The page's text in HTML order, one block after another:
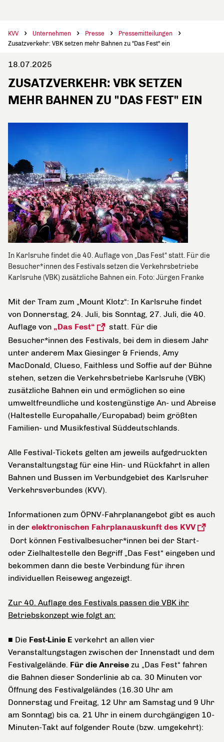
KVV Unternehmen Presse
Pressemitteilungen
Zusatzverkehr: VBK setzen mehr Bahnen zu "Das Fest" ein
18.07.2025
ZUSATZVERKEHR: VBK SETZEN
MEHR BAHNEN ZU "DAS FEST" EIN
In Karlsruhe findet die 40. Auflage von „Das Fest“ statt. Für die
Besucher*innen des Festivals setzen die Verkehrsbetriebe
Karlsruhe (VBK) zusätzliche Bahnen ein. Foto: Jürgen Franke
Mit der Tram zum „Mount Klotz“: In Karlsruhe findet
von Donnerstag, 24. Juli, bis Sonntag, 27. Juli, die 40.
Auflage von „Das Fest“
statt. Für die
Besucher*innen des Festivals, bei dem in diesem Jahr
unter anderem Max Giesinger & Friends, Amy
MacDonald, Clueso, Faithless und Soffie auf der Bühne
stehen, setzen die Verkehrsbetriebe Karlsruhe (VBK)
zusätzliche Bahnen ein und ermöglichen so eine
umweltfreundliche und kostengünstige An- und Abreise
(Haltestelle Europahalle/Europabad) beim größten
Familien- und Musikfestival Süddeutschlands.
Alle Festival-Tickets gelten am jeweils aufgedruckten
Veranstaltungstag für eine Hin- und Rückfahrt in allen
Bahnen und Bussen im Verbundgebiet des Karlsruher
Verkehrsverbundes (KVV).
Informationen zum ÖPNV-Fahrplanangebot gibt es auch
in der elektronischen Fahrplanauskunft des KVV
Dort können Festivalbesucher*innen bei der Start-
oder Zielhaltestelle den Begriff „Das Fest“ eingeben und
bekommen dann die beste Verbindung für ihren
individuellen Reiseweg angezeigt.
Zur 40. Auflage des Festivals passen die VBK ihr
Betriebskonzept wie folgt an:
■ Die Fest-Linie E verkehrt an allen vier
Veranstaltungstagen zwischen der Innenstadt und dem
Festivalgelände. Für die Anreise zu „Das Fest“ fahren
die Bahnen dieser Sonderlinie ab ca. 30 Minuten vor
Öffnung des Festivalgeländes (16.30 Uhr am
Donnerstag und Freitag, 12 Uhr am Samstag und 9 Uhr
am Sonntag) bis ca. 21 Uhr in einem durchgängigen 10-
Minuten-Takt auf folgender Route (bzw. umgekehrt):